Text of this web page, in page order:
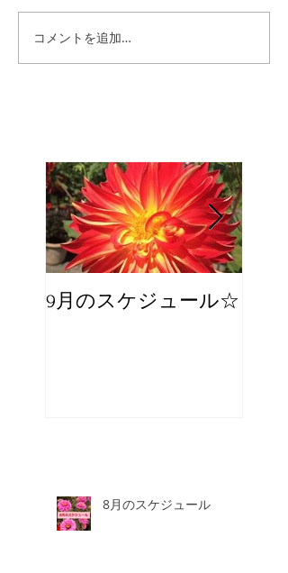
コメントを追加…
9月のスケジュール☆
8月のスケジュール